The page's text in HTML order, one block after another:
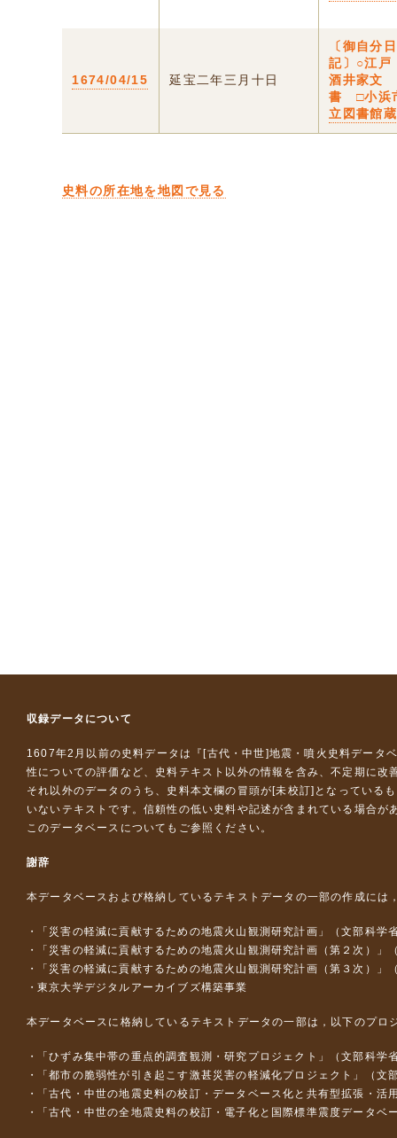
1674/04/15 延宝二年三月十日
〔御自分日
記〕○江
酒井家文
書 □小浜
立図書館蔵
史料の所在地を地図で見る
収録データについて
1607年2月以前の史料データは『 [古代・中世]地震・噴火史料データ
性についての評価など、史料テキスト以外の情報を含み、不定期に改
それ以外のデータのうち、史料本文欄の冒頭が[未校訂]となっている
いないテキストです。信頼性の低い史料や記述が含まれている場合が
このデータベースについて もご参照ください。
謝辞
本データベースおよび格納しているテキストデータの一部の作成には
「災害の軽減に貢献するための地震火山観測研究計画」（文部科学
「災害の軽減に貢献するための地震火山観測研究計画（第２次）」
「災害の軽減に貢献するための地震火山観測研究計画（第３次）」
東京大学デジタルアーカイブズ構築事業
本データベースに格納しているテキストデータの一部は，以下のプロ
「ひずみ集中帯の重点的調査観測・研究プロジェクト」（文部科
「都市の脆弱性が引き起こす激甚災害の軽減化プロジェクト」（
「古代・中世の地震史料の校訂・データベース化と共有型拡張・
「古代・中世の全地震史料の校訂・電子化と国際標準震度データ